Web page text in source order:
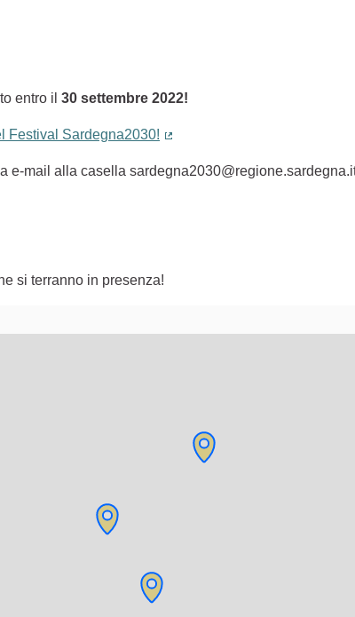
entro il 30 settembre 2022!
Festival Sardegna2030!
e-mail alla casella
si terranno in presenza!
di questa pagina come punti della mappa.